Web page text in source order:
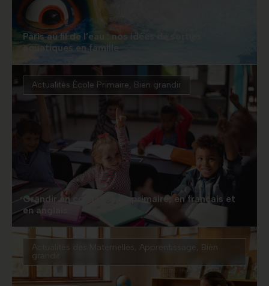
Paris au fil de l’eau : nos idées de sorties
aquatiques en famille
Actualités École Primaire, Bien grandir
Grandir en confiance au primaire, en français et
en anglais
Actualités des Maternelles Apprentissage
Bien
grandir